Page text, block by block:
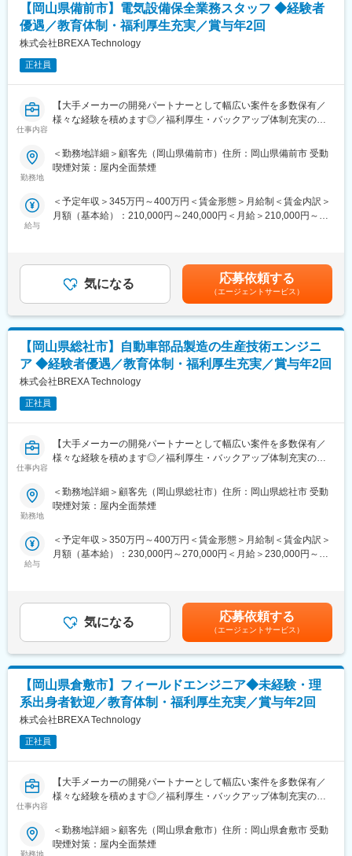
■職場環境・魅力：
◇別途、賞与年2回、時間外手当（1分単位）、各種手当（家族、
赴任等）が支給
■充実した教育制度／入社後のフォロー体制充実：
導入
◇キャリアサポート制度…定期的にカジュアル形式な面談を行う
◇人事考課制度…目標達成を適性に処遇へ反映されることを有能
感を高め、自立できる人財を育成できる制度
【岡山県備前市】電気設備保全業務スタッフ ◆経験者
優遇／教育体制・福利厚生充実／賞与年2回
株式会社BREXA Technology
正社員
仕事内容
【大手メーカーの開発パートナーとして幅広い案件を多数保有／
様々な経験を積めます◎／福利厚生・バックアップ体制充実の中
群】
■業務内容：
ただきます。
す。Ms Officeを使用して報告書の作成やデータ管理も行います。
◇ベテランの方にはチームリーダーとして、若手の指導や業務の
効率化を図っていただきます。
◇勤務地は岡山県備前市で駐車場が完備されています。
◇残業は月平均20時間程度で、出張はありません。ワークライフ
バランスを重視した働き方が可能です。豊富な経験を活かして、
チームを牽引する役割を担っていただけます。
■職場環境・魅力：
◇充実の福利厚生：交通費支給あり、資格取得支援・手当あり、
寮・社宅・住宅手当あり、U・Iターン支援ありなど
■充実した教育制度／入社後のフォロー体制充実：
◇人事育成制度…等級制度の定義と連動したカリキュラム体型の
ことでストレスレベルを把握するとともに必要に応じて関連部署
と連携し環境を改善
勤務地
＜勤務地詳細＞顧客先（岡山県備前市）住所：岡山県備前市 受動
喫煙対策：屋内全面禁煙
給与
＜予定年収＞345万円～400万円＜賃金形態＞月給制＜賃金内訳＞
月額（基本給）：210,000円～240,000円＜月給＞210,000円～
あり、選考を通じて上下する可能性があります。月給(月額)は固定
手当を含めた表記です。
気になる 応募依頼する
（エージェントサービス）
【岡山県総社市】自動車部品製造の生産技術エンジニ
ア ◆経験者優遇／教育体制・福利厚生充実／賞与年2回
株式会社BREXA Technology
正社員
仕事内容
【大手メーカーの開発パートナーとして幅広い案件を多数保有／
様々な経験を積めます◎／福利厚生・バックアップ体制充実の中
群】
■業務内容：
治具の検討、設計、組み立て、生産ラインの立ち上げや他部署と
の折衝業務を行います。設計経験や生産技術経験がある方優遇致
◇勤務地は岡山県総社市富原です。休憩時間も充実しており、働
きやすい環境が整っています。
◇使用ツールはAutoCADとOfficeです。CAD経験が必須で、設計
経験や生産技術経験がある方を歓迎します。自動車通勤も可能で
す。
■職場環境・魅力：
◇別途、賞与年2回、時間外手当（1分単位）、各種手当（家族、
赴任等）が支給
■充実した教育制度／入社後のフォロー体制充実：
導入
◇キャリアサポート制度…定期的にカジュアル形式な面談を行う
勤務地
＜勤務地詳細＞顧客先（岡山県総社市）住所：岡山県総社市 受動
喫煙対策：屋内全面禁煙
給与
＜予定年収＞350万円～400万円＜賃金形態＞月給制＜賃金内訳＞
月額（基本給）：230,000円～270,000円＜月給＞230,000円～
あり、選考を通じて上下する可能性があります。月給(月額)は固定
手当を含めた表記です。
気になる 応募依頼する
（エージェントサービス）
【岡山県倉敷市】フィールドエンジニア◆未経験・理
系出身者歓迎／教育体制・福利厚生充実／賞与年2回
株式会社BREXA Technology
正社員
仕事内容
【大手メーカーの開発パートナーとして幅広い案件を多数保有／
様々な経験を積めます◎／福利厚生・バックアップ体制充実の中
群】
■業務内容：
勤務地
＜勤務地詳細＞顧客先（岡山県倉敷市）住所：岡山県倉敷市 受動
喫煙対策：屋内全面禁煙